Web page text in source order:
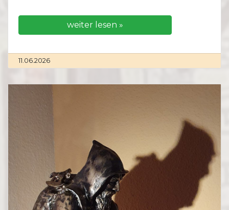
weiter lesen »
11.06.2026